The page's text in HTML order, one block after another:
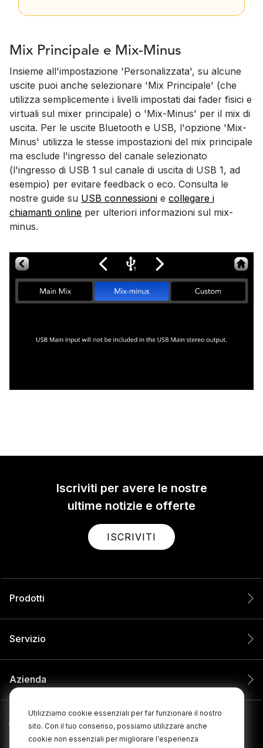
Utilizziamo cookie essenziali per far funzionare il nostro
sito. Con il tuo consenso, possiamo utilizzare anche
cookie non essenziali per migliorare l'esperienza
Mix Principale e Mix-Minus
Insieme all'impostazione 'Personalizzata', su alcune
uscite puoi anche selezionare 'Mix Principale' (che
utilizza semplicemente i livelli impostati dai fader fisici e
virtuali sul mixer principale) o 'Mix-Minus' per il mix di
uscita. Per le uscite Bluetooth e USB, l'opzione 'Mix-
Minus' utilizza le stesse impostazioni del mix principale
ma esclude l'ingresso del canale selezionato
(l'ingresso di USB 1 sul canale di uscita di USB 1, ad
esempio) per evitare feedback o eco. Consulta le
nostre guide su USB connessioni e collegare i
chiamanti online per ulteriori informazioni sul mix-
minus.
Iscriviti per avere le nostre
ultime notizie e offerte
ISCRIVITI
Prodotti
Servizio
Azienda